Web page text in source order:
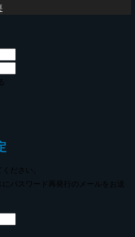
ださい。
パスワード再発行のメールをお送